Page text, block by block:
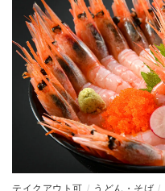
テイクアウト可 うどん・そば